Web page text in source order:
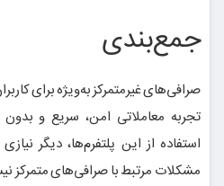
جمع‌بندی
صرافی‌های غیرمتمرکز به‌ویژه برای
تجربه معاملاتی امن، سریع و
استفاده از این پلتفرم‌ها، دیگر
مشکلات مرتبط با صرافی‌های متمرکز